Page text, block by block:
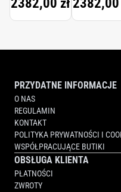
PRZYDATNE INFORMACJE
O NAS
REGULAMIN
KONTAKT
POLITYKA PRYWATNOŚCI I
WSPÓŁPRACUJĄCE BUTIKI
OBSŁUGA KLIENTA
PŁATNOŚCI
ZWROTY